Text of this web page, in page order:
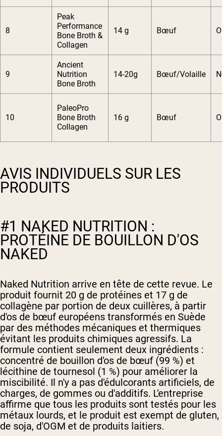
8
Peak
Performance
Bone Broth &
Collagen
14 g Bœuf
9
Ancient
Nutrition
Bone Broth
14-20g Bœuf/Volaille
10
PaleoPro
Bone Broth
Collagen
16 g Bœuf
AVIS INDIVIDUELS SUR LES
PRODUITS
#1 NAKED NUTRITION :
PROTÉINE DE BOUILLON D'OS
NAKED
Naked Nutrition arrive en tête de cette revue. Le
produit fournit 20 g de protéines et 17 g de
collagène par portion de deux cuillères, à partir
d'os de bœuf européens transformés en Suède
par des méthodes mécaniques et thermiques
évitant les produits chimiques agressifs. La
formule contient seulement deux ingrédients :
concentré de bouillon d'os de bœuf (99 %) et
lécithine de tournesol (1 %) pour améliorer la
miscibilité. Il n'y a pas d'édulcorants artificiels, de
charges, de gommes ou d'additifs. L'entreprise
affirme que tous les produits sont testés pour les
métaux lourds, et le produit est exempt de gluten,
de soja, d'OGM et de produits laitiers.